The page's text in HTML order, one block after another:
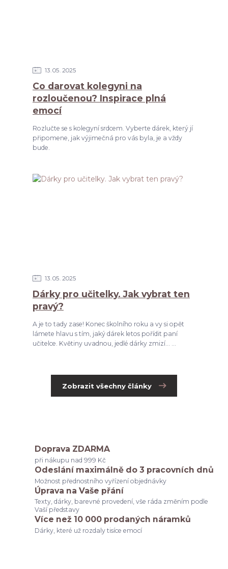
13 05 2025
Co darovat kolegyni na
rozloučenou? Inspirace plná
emocí
Rozlučte se s kolegyní srdcem. Vyberte dárek, který jí
připomene, jak výjimečná pro vás byla, je a vždy
bude.
13 05 2025
Dárky pro učitelky. Jak vybrat ten
pravý?
A je to tady zase! Konec školního roku a vy si opět
lámete hlavu s tím, jaký dárek letos pořídit paní
učitelce. Květiny uvadnou, jedlé dárky zmizí... ...
Zobrazit všechny články
Doprava ZDARMA
při nákupu nad 999 Kč
Odeslání maximálně do 3 pracovních dnů
Možnost přednostního vyřízení objednávky
Úprava na Vaše přání
Texty, dárky, barevné provedení, vše ráda změním podle
Vaší představy
Více než 10 000 prodaných náramků
Dárky, které už rozdaly tisíce emocí